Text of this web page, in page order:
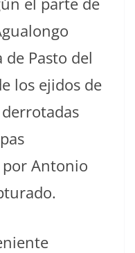
de Pasto del
los ejidos de
Antonio